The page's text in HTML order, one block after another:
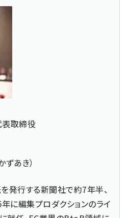
表取締役
あき）
発行する新聞社で約7年半、
に編集プロダクションのライ